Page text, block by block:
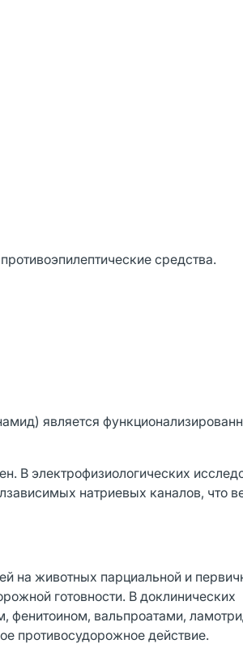
средства.
является
В электрофизиологических
натриевых каналов, что
на животных парциальной и
готовности. В доклинических
фенитоином, вальпроатами,
противосудорожное действие.